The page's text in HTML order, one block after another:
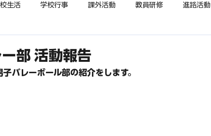
生活 学校行事 課外活動 教員研修 進路活動
ー部 活動報告
子バレーボール部の紹介をします。